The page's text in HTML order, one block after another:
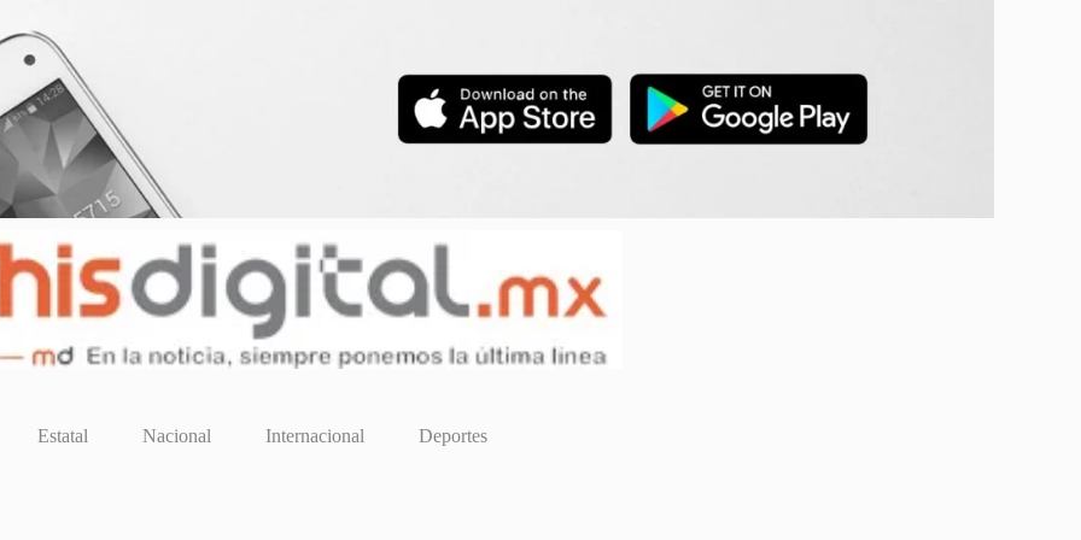
Estatal Nacional Internacional Deportes